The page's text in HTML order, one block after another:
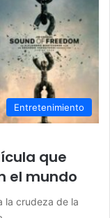
Entretenimiento
que
el mundo
la crudeza de la